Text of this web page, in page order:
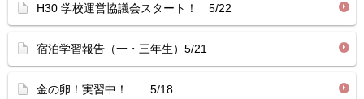
H30 学校運営協議会スタート！ 5/22
宿泊学習報告（一・三年生）5/21
金の卵！実習中！ 5/18